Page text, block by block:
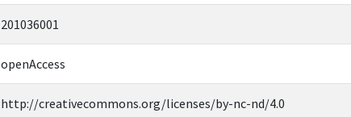
201036001
openAccess
http://creativecommons.org/licenses/by-nc-nd/4.0